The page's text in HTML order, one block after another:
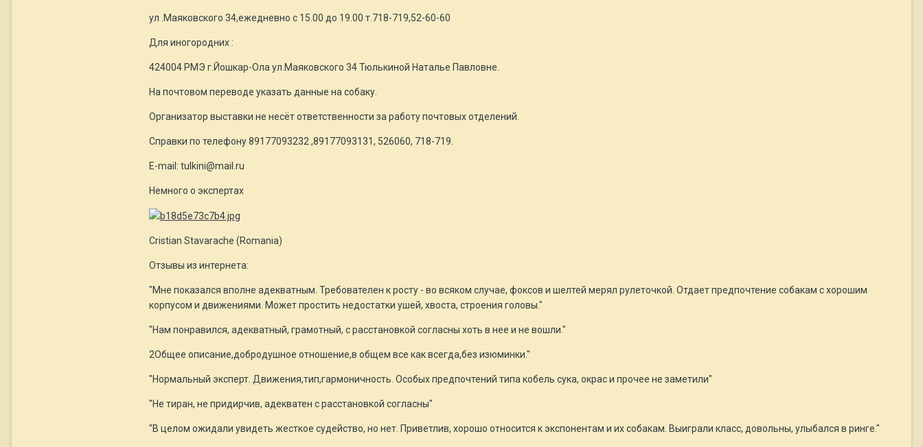
ул .Маяковского 34,ежедневно с 15.00 до 19.00 т.718-719,52-60-60
Для иногородних :
424004 РМЭ г.Йошкар-Ола ул.Маяковского 34 Тюлькиной Наталье Павловне.
На почтовом переводе указать данные на собаку.
Организатор выставки не несёт ответственности за работу почтовых отделений.
Справки по телефону 89177093232 ,89177093131, 526060, 718-719.
E-mail: tulkini@mail.ru
Немного о экспертах
Cristian Stavarache (Romania)
Отзывы из интернета:
"Мне показался вполне адекватным. Требователен к росту - во всяком случае, фоксов и шелтей мерял рулеточкой. Отдает предпочтение собакам с хорошим
корпусом и движениями. Может простить недостатки ушей, хвоста, строения головы."
"Нам понравился, адекватный, грамотный, с расстановкой согласны хоть в нее и не вошли."
2Общее описание,добродушное отношение,в общем все как всегда,без изюминки."
"Нормальный эксперт. Движения,тип,гармоничность. Особых предпочтений типа кобель сука, окрас и прочее не заметили"
"Не тиран, не придирчив, адекватен с расстановкой согласны"
"В целом ожидали увидеть жесткое судейство, но нет. Приветлив, хорошо относится к экспонентам и их собакам. Выиграли класс, довольны, улыбался в ринге."